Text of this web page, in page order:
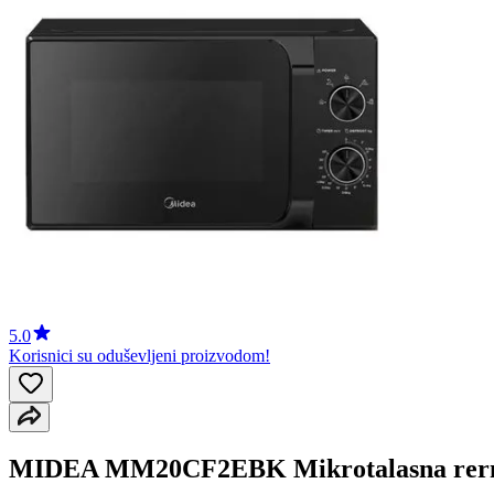
5.0
Korisnici su oduševljeni proizvodom!
MIDEA MM20CF2EBK Mikrotalasna